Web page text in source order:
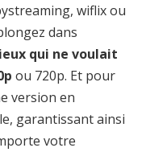
wiflix ou
dans
qui ne voulait
ou 720p. Et pour
version en
garantissant ainsi
votre